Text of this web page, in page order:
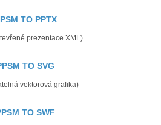
TO PPTX
prezentace XML)
TO SVG
vektorová grafika)
TO SWF